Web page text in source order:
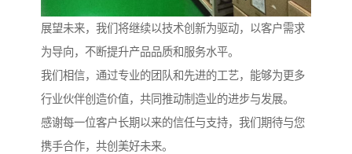
展望未来，我们将继续以技术创新为驱动，以客户需求
为导向，不断提升产品品质和服务水平。
我们相信，通过专业的团队和先进的工艺，能够为更多
行业伙伴创造价值，共同推动制造业的进步与发展。
感谢每一位客户长期以来的信任与支持，我们期待与您
携手合作，共创美好未来。